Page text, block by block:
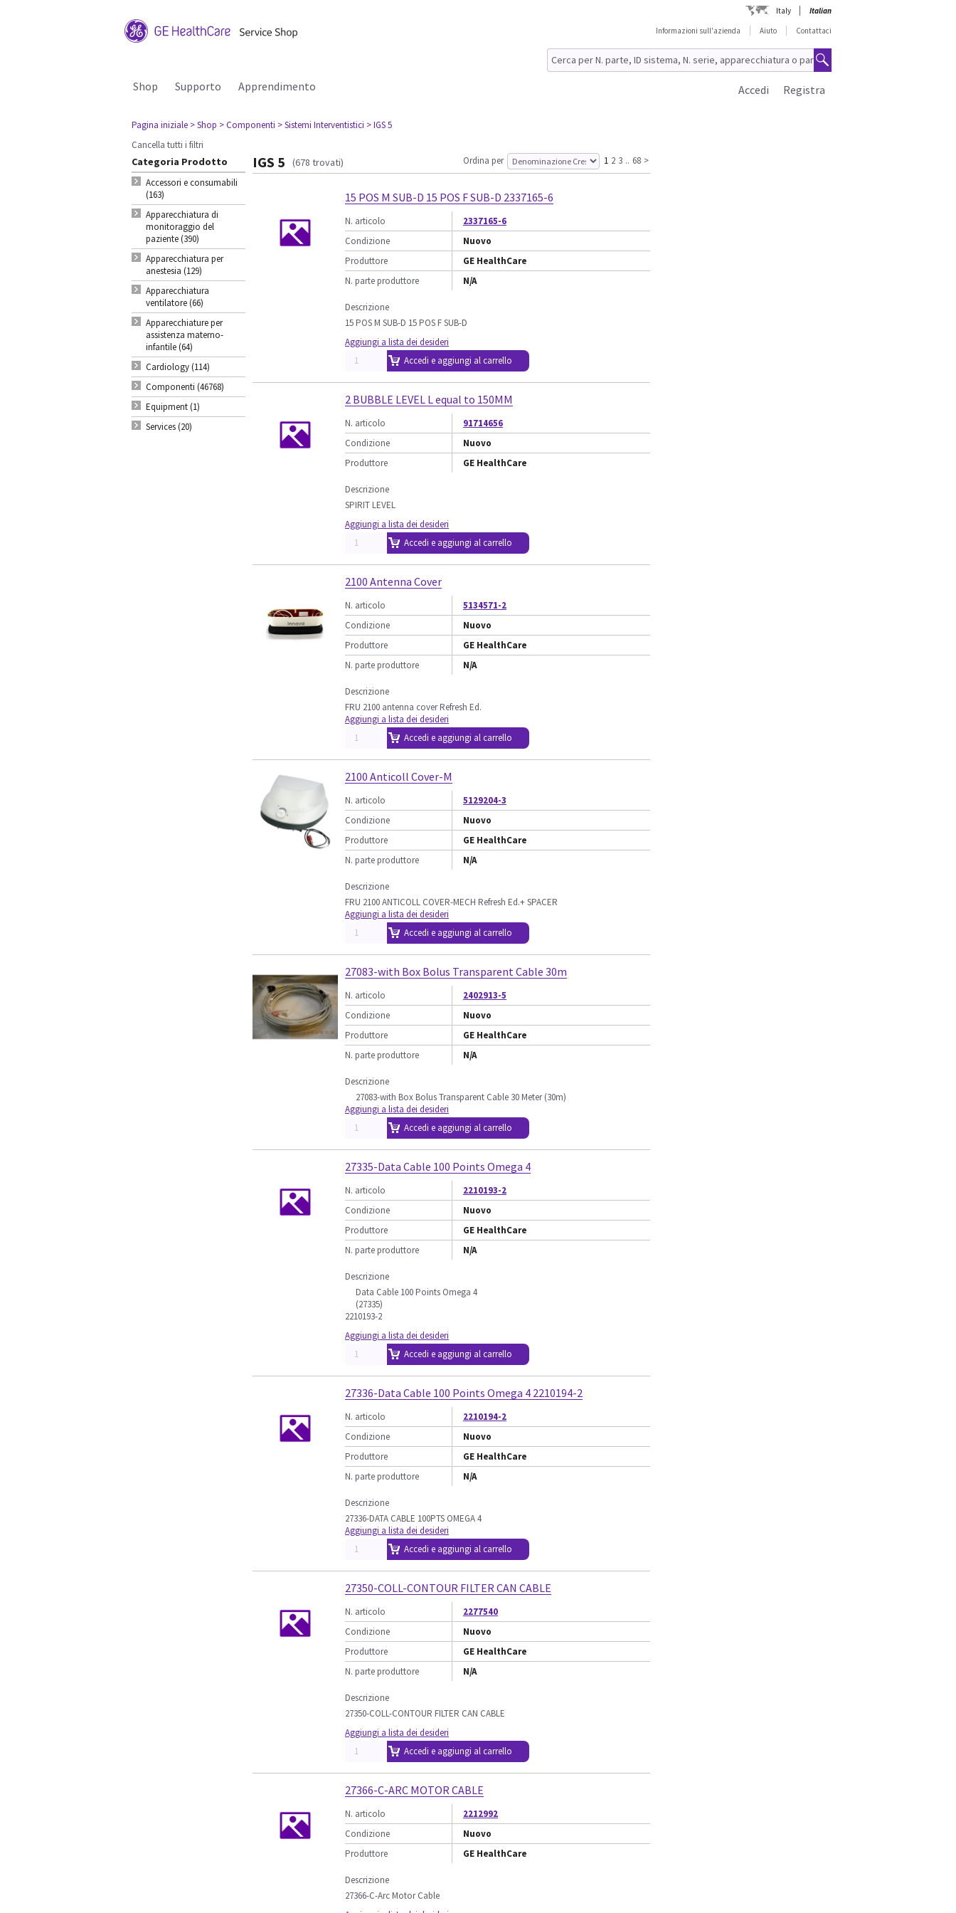
Italy
Italian
Informazioni sull'azienda
Aiuto Contattaci
Shop Supporto Apprendimento Registra
Accedi
Pagina iniziale > Shop > Componenti > Sistemi Interventistici > IGS 5
Cancella tutti i filtri
Categoria Prodotto
Accessori e consumabili
(163)
Apparecchiatura di
monitoraggio del
paziente (390)
Apparecchiatura per
anestesia (129)
Apparecchiatura
ventilatore (66)
Apparecchiature per
assistenza materno-
infantile (64)
Cardiology (114)
Componenti (46768)
Equipment (1)
Services (20)
IGS 5 (678 trovati) Ordina per 1 2 3 .. 68 >
15 POS M SUB-D 15 POS F SUB-D 2337165-6
N. articolo
2337165-6
Condizione
Nuovo
Produttore
GE HealthCare
N. parte produttore
N/A
Descrizione
15 POS M SUB-D 15 POS F SUB-D
Aggiungi a lista dei desideri
Accedi e aggiungi al carrello
2 BUBBLE LEVEL L equal to 150MM
N. articolo
91714656
Condizione
Nuovo
Produttore
GE HealthCare
Descrizione
SPIRIT LEVEL
Aggiungi a lista dei desideri
Accedi e aggiungi al carrello
2100 Antenna Cover
N. articolo
5134571-2
Condizione
Nuovo
Produttore
GE HealthCare
N. parte produttore
N/A
Descrizione
FRU 2100 antenna cover Refresh Ed.
Aggiungi a lista dei desideri
Accedi e aggiungi al carrello
2100 Anticoll Cover-M
N. articolo
5129204-3
Condizione
Nuovo
Produttore
GE HealthCare
N. parte produttore
N/A
Descrizione
FRU 2100 ANTICOLL COVER-MECH Refresh Ed.+ SPACER
Aggiungi a lista dei desideri
Accedi e aggiungi al carrello
27083-with Box Bolus Transparent Cable 30m
N. articolo
2402913-5
Condizione
Nuovo
Produttore
GE HealthCare
N. parte produttore
N/A
Descrizione
27083-with Box Bolus Transparent Cable 30 Meter (30m)
Aggiungi a lista dei desideri
Accedi e aggiungi al carrello
27335-Data Cable 100 Points Omega 4
N. articolo
2210193-2
Condizione
Nuovo
Produttore
GE HealthCare
N. parte produttore
N/A
Descrizione
Data Cable 100 Points Omega 4
(27335)
2210193-2
Aggiungi a lista dei desideri
Accedi e aggiungi al carrello
27336-Data Cable 100 Points Omega 4 2210194-2
N. articolo
2210194-2
Condizione
Nuovo
Produttore
GE HealthCare
N. parte produttore
N/A
Descrizione
27336-DATA CABLE 100PTS OMEGA 4
Aggiungi a lista dei desideri
Accedi e aggiungi al carrello
27350-COLL-CONTOUR FILTER CAN CABLE
N. articolo
2277540
Condizione
Nuovo
Produttore
GE HealthCare
N. parte produttore
N/A
Descrizione
27350-COLL-CONTOUR FILTER CAN CABLE
Aggiungi a lista dei desideri
Accedi e aggiungi al carrello
27366-C-ARC MOTOR CABLE
N. articolo
2212992
Condizione
Nuovo
Produttore
GE HealthCare
Descrizione
27366-C-Arc Motor Cable